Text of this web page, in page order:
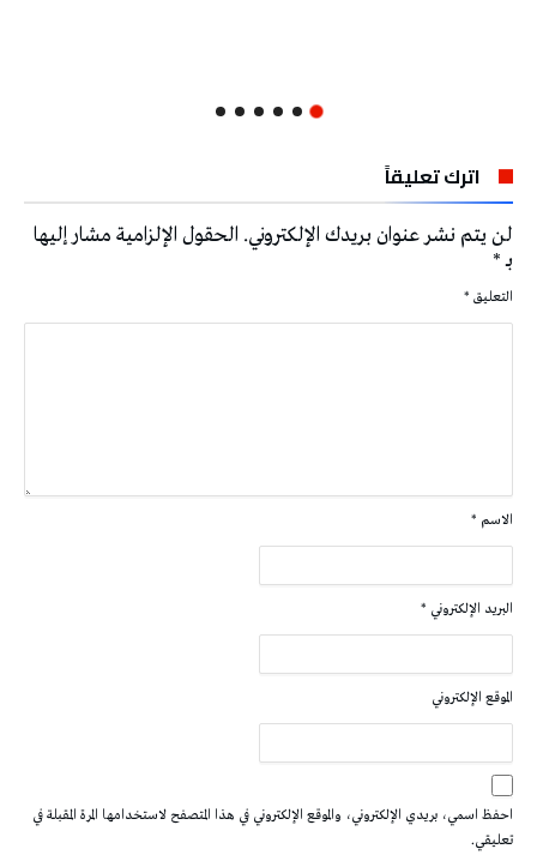
اترك تعليقاً
لن يتم نشر عنوان بريدك الإلكتروني. الحقول الإلزامية مشار إليها
بـ*
التعليق *
الاسم *
البريد الإلكتروني *
الموقع الإلكتروني
احفظ اسمي، بريدي الإلكتروني، والموقع الإلكتروني في هذا المتصفح لاستخدامها المرة المقبلة في
تعليقي.